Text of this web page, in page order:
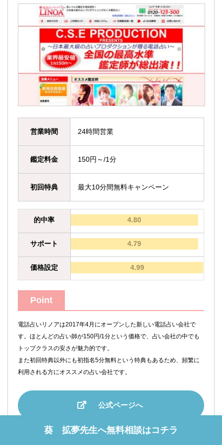
葵 拡夢先生へ無料相談はコチラ
営業時間 24時間営業
鑑定料金 150円～/1分
初回特典 最大10分間無料キャンペーン
的中率 4.80
サポート 4.79
価格設定 4.99
Point
電話占いリノアは2017年4月にオープンした新しい電話占い会社で
す。ほとんどの占い師が150円/1分という価格で、占い会社の中でも
トップクラスの安さが魅力的です。
また初回特典以外にも初指名5分無料という特典もあるため、頻繁に
利用される方にオススメの占い会社です。
公式ページへ